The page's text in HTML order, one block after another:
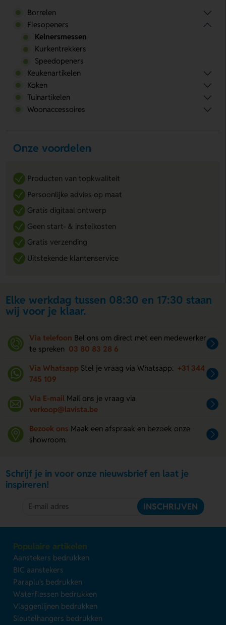
Borrelen
Flesopeners
Kelnersmessen
Kurkentrekkers
Speedopeners
Keukenartikelen
Koken
Tuinartikelen
Woonaccessoires
Onze voordelen
Producten van topkwaliteit
Persoonlijke advies op maat
Gratis digitaal ontwerp
Geen start- & instelkosten
Gratis verzending
Uitstekende klantenservice
Elke werkdag tussen 08:30 en 17:30 staan
wij voor je klaar.
Via telefoon Bel ons om direct met een medewerker
te spreken 03 80 83 28 6
Via Whatsapp Stel je vraag via Whatsapp. +31 344
745 109
Via E-mail Mail ons je vraag via
verkoop@lavista.be
Bezoek ons Maak een afspraak en bezoek onze
showroom.
Schrijf je in voor onze nieuwsbrief en laat je
inspireren!
INSCHRIJVEN
Populaire artikelen
Aanstekers bedrukken
BIC aanstekers
Paraplu's bedrukken
Waterflessen bedrukken
Vlaggenlijnen bedrukken
Sleutelhangers bedrukken